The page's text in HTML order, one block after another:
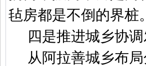
毡房都是不倒的界桩。
四是推进城乡协调
从阿拉善城乡布